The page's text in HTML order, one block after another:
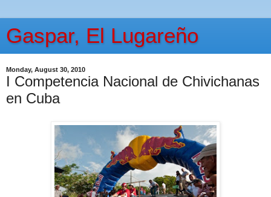
Gaspar, El Lugareño
Monday, August 30, 2010
I Competencia Nacional de Chivichanas
en Cuba